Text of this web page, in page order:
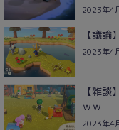
2023年4
【議
2023年4
【雑
ｗｗ
2023年4